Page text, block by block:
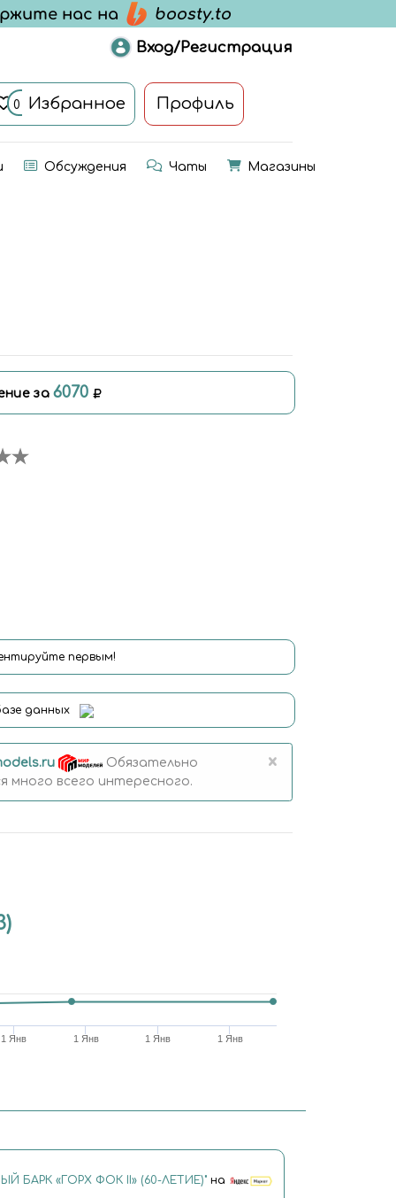
Вход/Регистрация
0 Избранное Профиль
Обсуждения Чаты Магазины
за6070
первым!
данных
Обязательно
всего интересного.
×
1 Янв 1 Янв 1 Янв 1 Янв
БАРК «ГОРХ ФОК II» (60-ЛЕТИЕ)"на